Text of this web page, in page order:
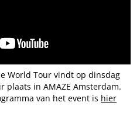
World Tour vindt op dinsdag
plaats in AMAZE Amsterdam.
van het event is hier